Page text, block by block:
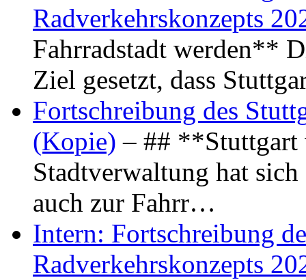
Radverkehrskonzepts
Fahrradstadt werden**
Ziel gesetzt, dass
Fortschreibung des
(Kopie) – ## **Stuttgart
Stadtverwaltung hat
auch zur Fahrr…
Intern: Fortschreibung
Radverkehrskonzepts